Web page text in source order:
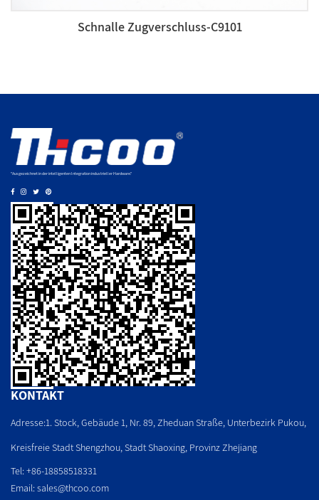
Schnalle Zugverschluss-C9101
"Ausgezeichnet in der intelligenten Integration industrieller Hardware."
KONTAKT
Adresse:1. Stock, Gebäude 1, Nr. 89, Zheduan Straße, Unterbezirk Pukou,
Kreisfreie Stadt Shengzhou, Stadt Shaoxing, Provinz Zhejiang
Tel: +86-18858518331
Email:sales@thcoo.com